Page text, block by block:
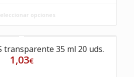
opciones
transparente 35 ml 20 uds.
1,03€